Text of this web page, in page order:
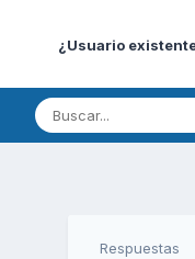
¿Usuario
Respuestas